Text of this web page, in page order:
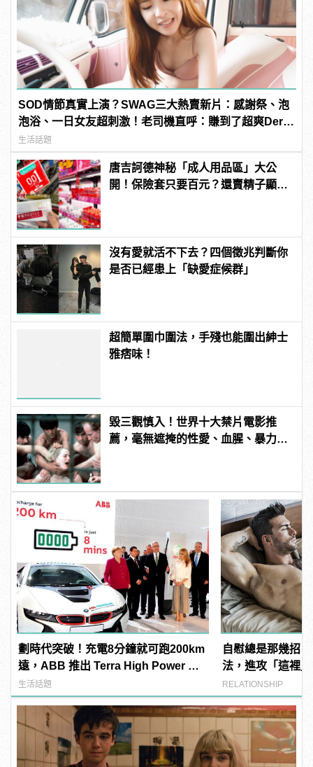
SOD情節真實上演？SWAG三大熱賣新片：感謝祭、泡
泡浴、一日女友超刺激！老司機直呼：賺到了超爽Der～
| manfashion這樣變型男
生活話題
唐吉訶德神秘「成人用品區」大公
開！保險套只要百元？還賣精子顯微
沒有愛就活不下去？四個徵兆判斷你
是否已經患上「缺愛症候群」
超簡單圍巾圍法，手殘也能圍出紳士
雅痞味！
毀三觀慎入！世界十大禁片電影推
薦，毫無遮掩的性愛、血腥、暴力、
劃時代突破！充電8分鐘就可跑200km
遠，ABB 推出 Terra High Power 直
流高速充電系統
生活話題
自慰總是那幾招
法，進攻「這裡
RELATIONSHIP